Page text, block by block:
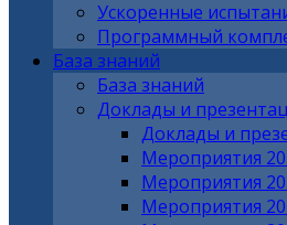
Ускоренные
Программный
База знаний
База знаний
Доклады и
Доклады и
Мероприятия
Мероприятия
Мероприятия